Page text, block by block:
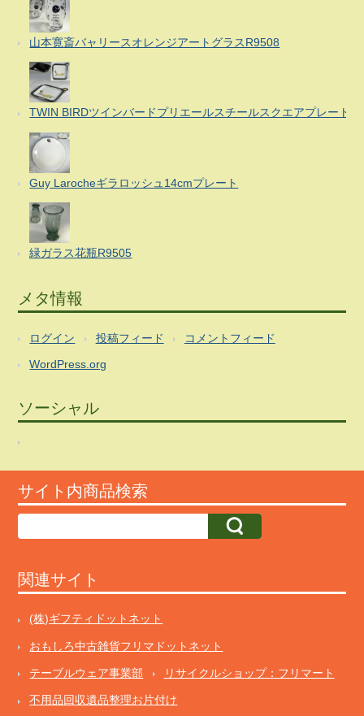
山本寛斎バャリースオレンジアートグラスR9508
TWIN BIRDツインバードプリエールスチールスクエアプレート
Guy Larocheギラロッシュ14cmプレート
緑ガラス花瓶R9505
メタ情報
ログイン 投稿フィード コメントフィード
WordPress.org
ソーシャル
サイト内商品検索
関連サイト
(株)ギフティドットネット
おもしろ中古雑貨フリマドットネット
テーブルウェア事業部 リサイクルショップ：フリマート
不用品回収遺品整理お片付け